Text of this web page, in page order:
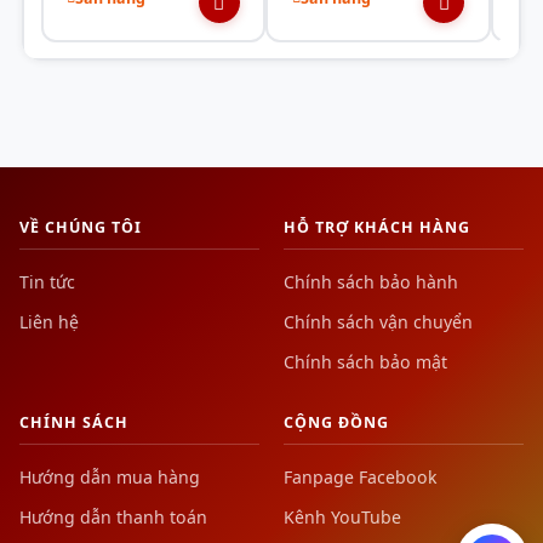
Hướng đến chất lượng sản phẩm ổn định và hiệu
suất cao, bộ nguồn MSI MPG A850GF 850W đi kèm với
VỀ CHÚNG TÔI
Tin tức
Liên hệ
HỖ TRỢ KHÁCH HÀNG
Chính sách bảo hành
Chính sách vận chuyển
Chính sách bảo mật
CHÍNH SÁCH
Hướng dẫn mua hàng
Hướng dẫn thanh toán
CỘNG ĐỒNG
Fanpage Facebook
Kênh YouTube